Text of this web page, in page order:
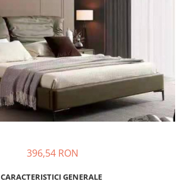
396,54 RON
CARACTERISTICI GENERALE